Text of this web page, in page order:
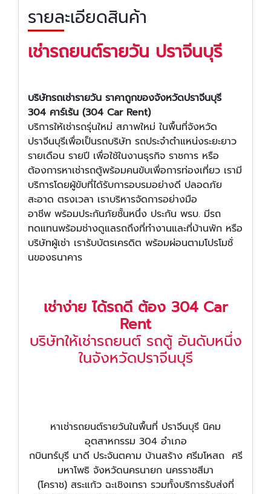
รายละเอียดสินค้า
เช่ารถยนต์รายวัน ปราจีนบุรี
บริษัทรถเช่ารายวัน ราคาถูกของจังหวัดปราจีนบุรี
304 คาร์เร้น (304 Car Rent)
บริการให้เช่ารถรุ่นใหม่ สภาพใหม่ ในพื้นที่จังหวัด
ปราจีนบุรีเพื่อเป็นรถบริษัท รถประจำตำแหน่งระยะยาว
รายเดือน รายปี เพื่อใช้ในงานธุรกิจ ราชการ หรือ
ต้องการหาเช่ารถตู้พร้อมคนขับเพื่อการท่องเที่ยว เรามี
บริการโดยผู้ขับที่ได้รับการอบรมอย่างดี ปลอดภัย
สะอาด ตรงเวลา เราบริหารจัดการอย่างมือ
อาชีพ พร้อมประกันภัยชั้นหนึ่ง ประกัน พรบ. มีรถ
ทดแทนพร้อมช่างดูแลรถถึงที่ทำงานและที่บ้านพัก หรือ
บริษัทผู้เช่า เรารับบัตรเครดิต พร้อมผ่อนตามโปรโมชั่
นของธนาคาร
เช่าง่าย ได้รถดี ต้อง 304 Car
Rent
บริษัทให้เช่ารถยนต์ รถตู้ อันดับหนึ่ง
ในจังหวัดปราจีนบุรี
หาเช่ารถยนต์รายวันในพื้นที่ ปราจีนบุรี นิคม
อุตสาหกรรม 304 อำเภอ
กบินทร์บุรี นาดี ประจันตคาม บ้านสร้าง ศรีมโหสถ ศรี
มหาโพธิ จังหวัดนครนายก นครราชสีมา
(โคราช) สระแก้ว ฉะเชิงเทรา รวมทั้งบริการรับส่งที่